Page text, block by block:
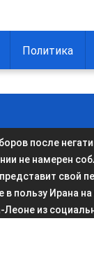
Политика
после
не намерен
свой
пользу Ирана на
из